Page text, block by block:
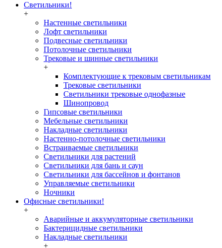
Светильники!
+
Настенные светильники
Лофт светильники
Подвесные светильники
Потолочные светильники
Трековые и шинные светильники
+
Комплектующие к трековым светильникам
Трековые светильники
Светильники трековые однофазные
Шинопровод
Гипсовые светильники
Мебельные светильники
Накладные светильники
Настенно-потолочные светильники
Встраиваемые светильники
Светильники для растений
Светильники для бань и саун
Светильники для бассейнов и фонтанов
Управляемые светильники
Ночники
Офисные светильники!
+
Аварийные и аккумуляторные светильники
Бактерицидные светильники
Накладные светильники
+